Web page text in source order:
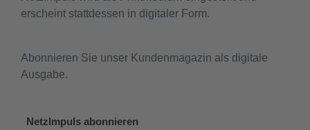
erscheint stattdessen in digitaler Form.
Abonnieren Sie unser Kundenmagazin als digitale
Ausgabe.